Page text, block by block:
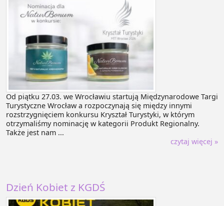
Od piątku 27.03. we Wrocławiu startują Międzynarodowe Targi
Turystyczne Wrocław a rozpoczynają się między innymi
rozstrzygnięciem konkursu Kryształ Turystyki, w którym
otrzymaliśmy nominację w kategorii Produkt Regionalny.
Także jest nam ...
czytaj więcej »
Dzień Kobiet z KGDŚ